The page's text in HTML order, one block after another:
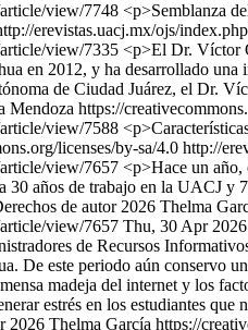
view/7748 <p>Semblanza
erevistas.uacj.mx/ojs/
view/7335 <p>El Dr. Víctor
en 2012, y ha desarrollado
de Ciudad Juárez, el Dr.
https://
view/7588
licenses/by-sa/4.0 http://
view/7657 <p>Hace un año,
años de trabajo en la UACJ y
de autor 2026 Thelma
view/7657 Thu, 30 Apr
de Recursos
De este periodo aún conservo
madeja del internet y los
estrés en los estudiantes
2026 Thelma García https://